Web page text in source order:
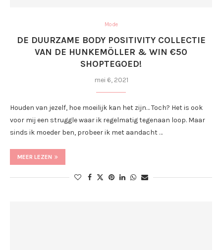
Mode
DE DUURZAME BODY POSITIVITY COLLECTIE
VAN DE HUNKEMÖLLER & WIN €50
SHOPTEGOED!
mei 6, 2021
Houden van jezelf, hoe moeilijk kan het zijn… Toch? Het is ook
voor mij een struggle waar ik regelmatig tegenaan loop. Maar
sinds ik moeder ben, probeer ik met aandacht …
MEER LEZEN